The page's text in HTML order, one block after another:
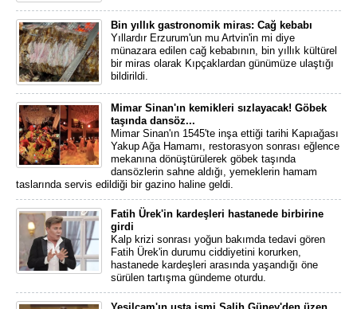
Bin yıllık gastronomik miras: Cağ kebabı
Yıllardır Erzurum'un mu Artvin'in mi diye
münazara edilen cağ kebabının, bin yıllık kültürel
bir miras olarak Kıpçaklardan günümüze ulaştığı
bildirildi.
Mimar Sinan'ın kemikleri sızlayacak! Göbek
taşında dansöz...
Mimar Sinan'ın 1545'te inşa ettiği tarihi Kapıağası
Yakup Ağa Hamamı, restorasyon sonrası eğlence
mekanına dönüştürülerek göbek taşında
dansözlerin sahne aldığı, yemeklerin hamam
taslarında servis edildiği bir gazino haline geldi.
Fatih Ürek'in kardeşleri hastanede birbirine
girdi
Kalp krizi sonrası yoğun bakımda tedavi gören
Fatih Ürek'in durumu ciddiyetini korurken,
hastanede kardeşleri arasında yaşandığı öne
sürülen tartışma gündeme oturdu.